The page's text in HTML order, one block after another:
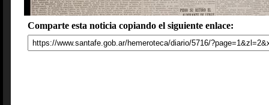
Comparte esta noticia copiando el siguiente enlace: